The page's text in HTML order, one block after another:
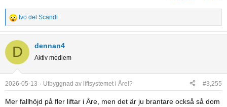
R
e
a
t
i
o
n
s
Ivo del Scandi
D dennan4
Aktiv medlem
2026-05-13 Utbyggnad av liftsystemet i Åre!? #3,255
Mer fallhöjd på fler liftar i Åre, men det är ju brantare också så dom